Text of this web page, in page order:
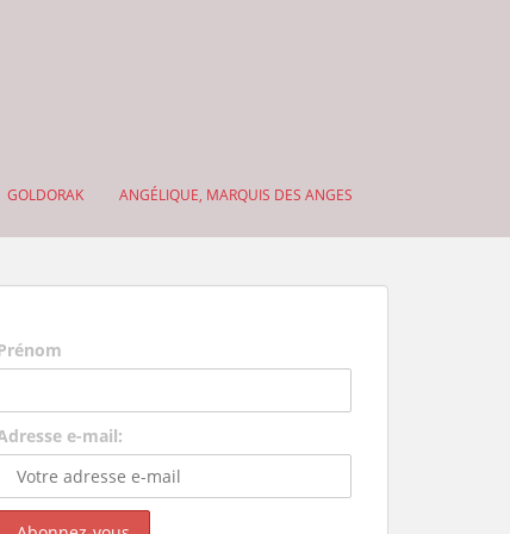
GOLDORAK ANGÉLIQUE, MARQUIS DES ANGES
e-mail: